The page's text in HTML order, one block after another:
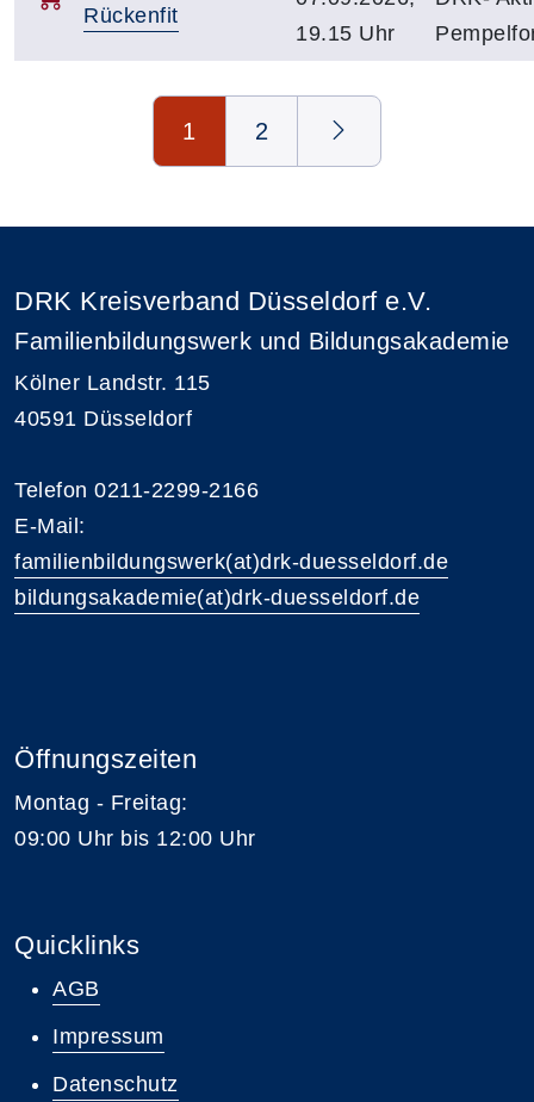
Rückenfit
19.15 Uhr
1 2
DRK Kreisverband Düsseldorf e.V.
Familienbildungswerk und Bildungsakademie
Kölner Landstr. 115
40591 Düsseldorf
Telefon 0211-2299-2166
E-Mail:
familienbildungswerk(at)drk-duesseldorf.de
bildungsakademie(at)drk-duesseldorf.de
Öffnungszeiten
Montag - Freitag:
09:00 Uhr bis 12:00 Uhr
Quicklinks
AGB
Impressum
Datenschutz